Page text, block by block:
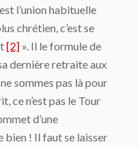
l’union habituelle
chrétien, c’est se
[2] ». Il le formule de
dernière retraite aux
sommes pas là pour
ce n’est pas le Tour
d’une
bien ! Il faut se laisser